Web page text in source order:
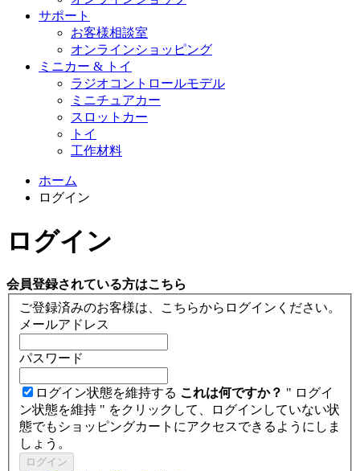
サポート
お客様相談室
オンラインショッピング
ミニカー & トイ
ラジオコントロールモデル
ミニチュアカー
スロットカー
トイ
工作材料
ホーム
ログイン
ログイン
会員登録されている方はこちら
ご登録済みのお客様は、こちらからログインください。
メールアドレス
パスワード
ログイン状態を維持する これは何ですか？ " ログイ
ン状態を維持 " をクリックして、ログインしていない状
態でもショッピングカートにアクセスできるようにしま
しょう。
ログイン